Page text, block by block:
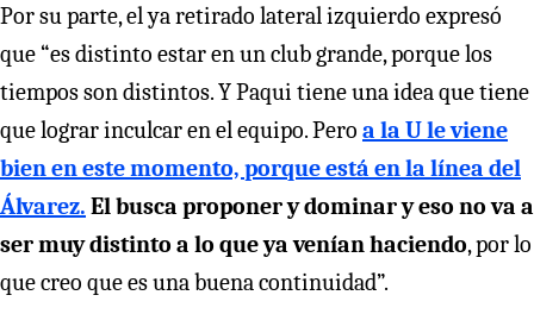
Por su parte, el ya retirado lateral izquierdo expresó
que “es distinto estar en un club grande, porque los
tiempos son distintos. Y Paqui tiene una idea que tiene
que lograr inculcar en el equipo. Pero a la U le viene
bien en este momento, porque está en la línea del
Álvarez. El busca proponer y dominar y eso no va a
ser muy distinto a lo que ya venían haciendo, por lo
que creo que es una buena continuidad”.